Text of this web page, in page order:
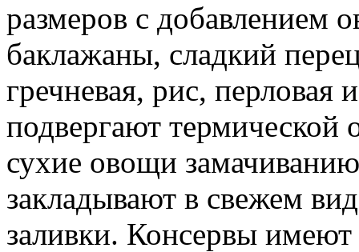
размеров с добавлением
баклажаны, сладкий
гречневая, рис, перловая
подвергают термической
сухие овощи
закладывают в свежем
заливки. Консервы